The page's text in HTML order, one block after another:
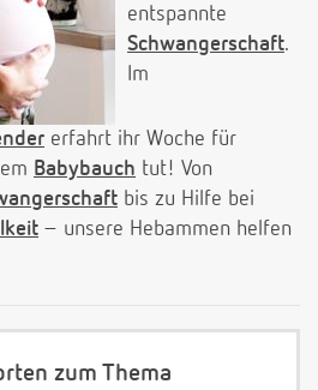
entspannte
Schwangerschaft.
Im
erfahrt ihr Woche für
Babybauch tut! Von
bis zu Hilfe bei
– unsere Hebammen helfen
zum Thema